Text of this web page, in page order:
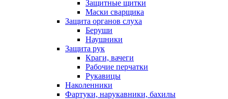
Защитные щитки
Маски сварщика
Защита органов слуха
Беруши
Наушники
Защита рук
Краги, вачеги
Рабочие перчатки
Рукавицы
Наколенники
Фартуки, нарукавники, бахилы